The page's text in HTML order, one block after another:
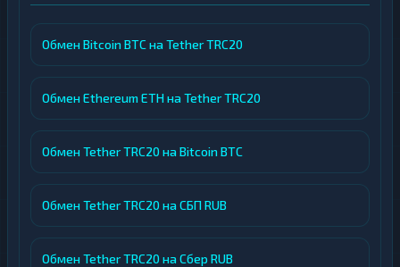
Обмен Bitcoin BTC на Tether TRC20
Обмен Ethereum ETH на Tether TRC20
Обмен Tether TRC20 на Bitcoin BTC
Обмен Tether TRC20 на СБП RUB
Обмен Tether TRC20 на Сбер RUB